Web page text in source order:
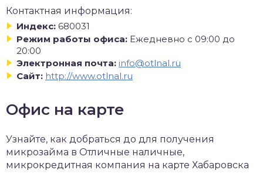
Контактная информация:
Индекс: 680031
Режим работы офиса: Ежедневно с 09:00 до
20:00
Электронная почта: info@otlnal.ru
Сайт: http://www.otlnal.ru
Офис на карте
Узнайте, как добраться до для получения
микрозайма в Отличные наличные,
микрокредитная компания на карте Хабаровска